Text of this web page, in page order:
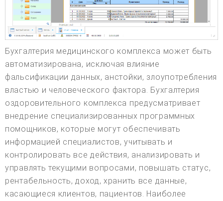
Бухгалтерия медицинского комплекса может быть
автоматизирована, исключая влияние
фальсификации данных, анстойки, злоупотребления
властью и человеческого фактора. Бухгалтерия
оздоровительного комплекса предусматривает
внедрение специализированных программных
помощников, которые могут обеспечивать
информацией специалистов, учитывать и
контролировать все действия, анализировать и
управлять текущими вопросами, повышать статус,
рентабельность, доход, хранить все данные,
касающиеся клиентов, пациентов. Наиболее